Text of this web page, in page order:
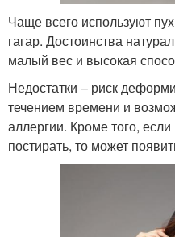
Чаще всего используют
гагар. Достоинства
малый вес и высокая
Недостатки – риск
течением времени и
аллергии. Кроме того,
постирать, то может